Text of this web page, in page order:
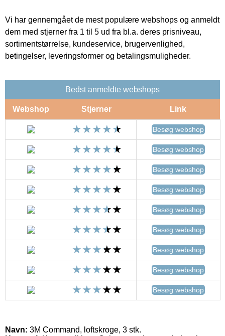
Vi har gennemgået de mest populære webshops og anmeldt
dem med stjerner fra 1 til 5 ud fra bl.a. deres prisniveau,
sortimentstørrelse, kundeservice, brugervenlighed,
betingelser, leveringsformer og betalingsmuligheder.
Bedst anmeldte webshops
Webshop Stjerner Link
Besøg webshop
Besøg webshop
Besøg webshop
Besøg webshop
Besøg webshop
Besøg webshop
Besøg webshop
Besøg webshop
Besøg webshop
Navn: 3M Command, loftskroge, 3 stk.